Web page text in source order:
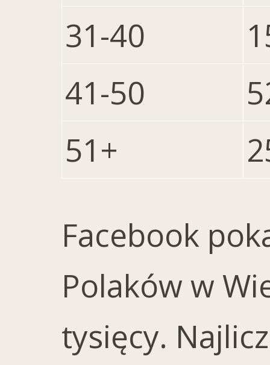
31-40
41-50
51+
Facebook
Polaków w
tysięcy.